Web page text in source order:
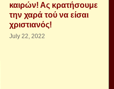
καιρών! Ας κρατήσουμε
την χαρά τού να είσαι
χριστιανός!
July 22, 2022